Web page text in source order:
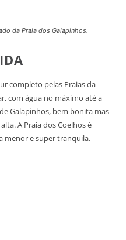
da Praia dos Galapinhos.
completo pelas Praias da
com água no máximo até a
Galapinhos, bem bonita mas
A Praia dos Coelhos é
menor e super tranquila.